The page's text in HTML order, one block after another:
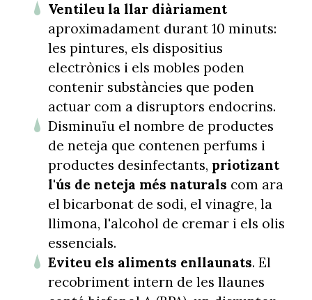
Ventileu la llar diàriament
aproximadament durant 10 minuts:
les pintures, els dispositius
electrònics i els mobles poden
contenir substàncies que poden
actuar com a disruptors endocrins.
Disminuïu el nombre de productes
de neteja que contenen perfums i
productes desinfectants, priotizant
l'ús de neteja més naturals com ara
el bicarbonat de sodi, el vinagre, la
llimona, l'alcohol de cremar i els olis
essencials.
Eviteu els aliments enllaunats. El
recobriment intern de les llaunes